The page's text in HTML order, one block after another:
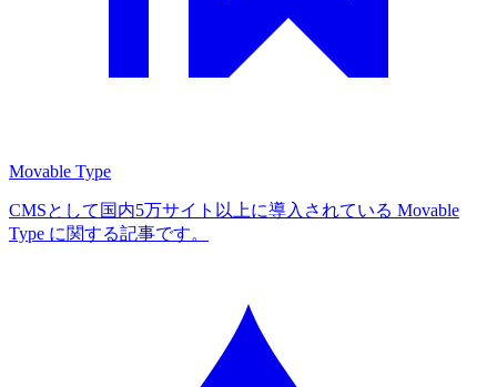
Movable Type
CMSとして国内5万サイト以上に導入されている Movable
Type に関する記事です。